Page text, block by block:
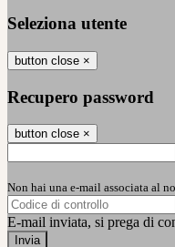
Seleziona utente
button close ×
Recupero password
button close ×
Non hai una e-mail associata al
E-mail inviata, si prega di